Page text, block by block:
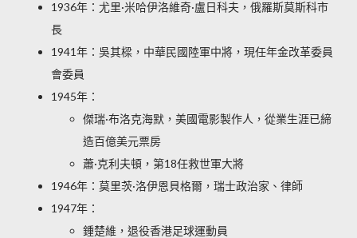
1936年：尤里·米哈伊洛維奇·盧日科夫，俄羅斯莫斯科市
長
1941年：吳其樑，中華民國陸軍中將，現任年金改革委員
會委員
1945年：
傑瑞·布洛克海默，美國電影製作人，從業生涯已締
造百億美元票房
蕭·克利夫頓，第18任救世軍大將
1946年：莫里茨·洛伊恩貝格爾，瑞士政治家、律師
1947年：
鍾楚維，退役香港足球運動員